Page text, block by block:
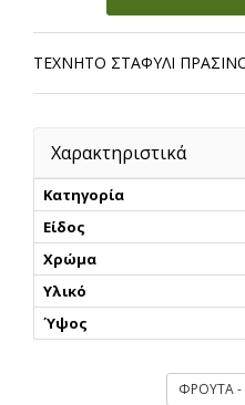
ΤΕΧΝΗΤΟ ΣΤΑΦΥΛΙ
Χαρακτηριστικά
Κατηγορία
Είδος
Χρώμα
Υλικό
Ύψος
ΦΡΟΥΤΑ -